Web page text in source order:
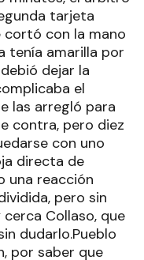
tarjeta
cortó con la mano
tenía amarilla por
dejar la
el
las arregló para
contra, pero diez
con uno
directa de
una reacción
pero sin
Collaso, que
dudarlo.Pueblo
por saber que